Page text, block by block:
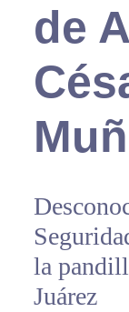
de
la
Juárez